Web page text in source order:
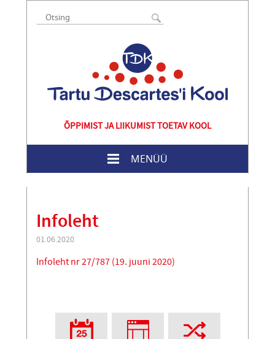
ÕPPIMIST JA LIIKUMIST TOETAV KOOL
MENÜÜ
Infoleht
01.06.2020
Infoleht nr 27/787 (19. juuni 2020)